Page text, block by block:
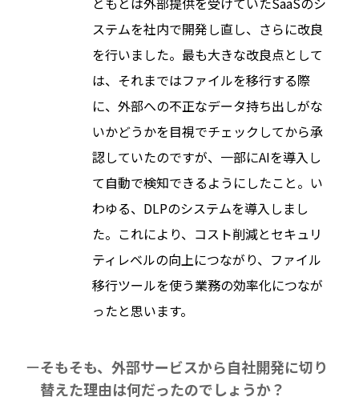
ステムを社内で開発し直し、さらに改良
を行いました。最も大きな改良点として
は、それまではファイルを移行する際
に、外部への不正なデータ持ち出しがな
いかどうかを目視でチェックしてから承
認していたのですが、一部にAIを導入し
て自動で検知できるようにしたこと。い
わゆる、DLPのシステムを導入しまし
た。これにより、コスト削減とセキュリ
ティレベルの向上につながり、ファイル
移行ツールを使う業務の効率化につなが
ったと思います。
そもそも、外部サービスから自社開発に切り
替えた理由は何だったのでしょうか？